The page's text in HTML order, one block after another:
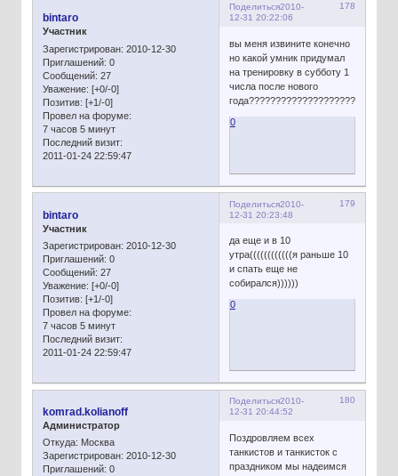
Поделиться 178
2010-
12-31 20:22:06
bintaro
Участник
Зарегистрирован: 2010-12-30
Приглашений: 0
Сообщений: 27
Уважение: [+0/-0]
Позитив: [+1/-0]
Провел на форуме:
7 часов 5 минут
Последний визит:
2011-01-24 22:59:47
вы меня извините конечно
но какой умник придумал
на тренировку в субботу 1
числа после нового
0
Поделиться 179
2010-
12-31 20:23:48
bintaro
Участник
Зарегистрирован: 2010-12-30
Приглашений: 0
Сообщений: 27
Уважение: [+0/-0]
Позитив: [+1/-0]
Провел на форуме:
7 часов 5 минут
Последний визит:
2011-01-24 22:59:47
да еще и в 10
утра((((((((((((я раньше 10
и спать еще не
собирался))))))
0
Поделиться 180
2010-
12-31 20:44:52
komrad.kolianoff
Администратор
Откуда: Москва
Зарегистрирован: 2010-12-30
Приглашений: 0
Поздровляем всех
танкистов и танкисток с
праздником мы надеимся